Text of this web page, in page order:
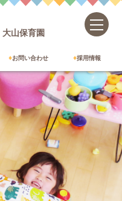
大山保育園
お問い合わせ 採用情報